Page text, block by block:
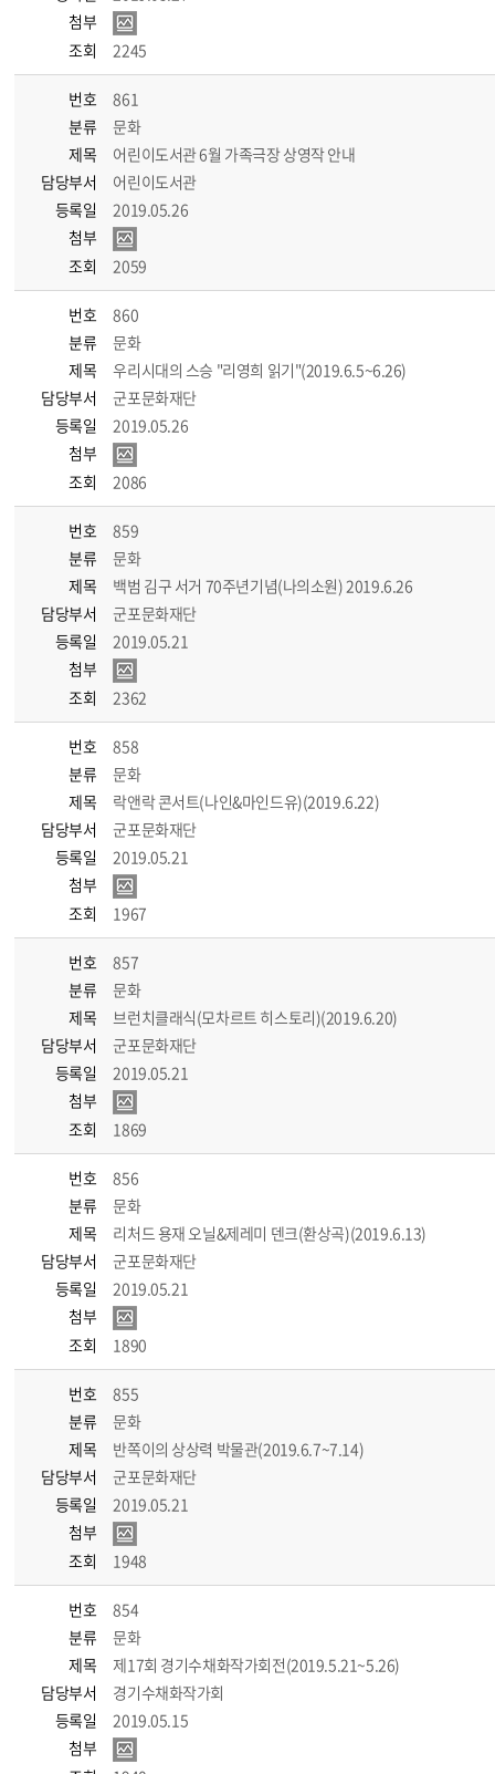
첨부
조회
2245
번호
861
분류
문화
제목
어린이도서관 6월 가족극장 상영작 안내
담당부서
어린이도서관
등록일
2019.05.26
첨부
조회
2059
번호
860
분류
문화
제목
우리시대의 스승 "리영희 읽기"(2019.6.5~6.26)
담당부서
군포문화재단
등록일
2019.05.26
첨부
조회
2086
번호
859
분류
문화
제목
백범 김구 서거 70주년기념(나의소원) 2019.6.26
담당부서
군포문화재단
등록일
2019.05.21
첨부
조회
2362
번호
858
분류
문화
제목
락앤락 콘서트(나인&마인드유)(2019.6.22)
담당부서
군포문화재단
등록일
2019.05.21
첨부
조회
1967
번호
857
분류
문화
제목
브런치클래식(모차르트 히스토리)(2019.6.20)
담당부서
군포문화재단
등록일
2019.05.21
첨부
조회
1869
번호
856
분류
문화
제목
리처드 용재 오닐&제레미 덴크(환상곡)(2019.6.13)
담당부서
군포문화재단
등록일
2019.05.21
첨부
조회
1890
번호
855
분류
문화
제목
반쪽이의 상상력 박물관(2019.6.7~7.14)
담당부서
군포문화재단
등록일
2019.05.21
첨부
조회
1948
번호
854
분류
문화
제목
제17회 경기수채화작가회전(2019.5.21~5.26)
담당부서
경기수채화작가회
등록일
2019.05.15
첨부